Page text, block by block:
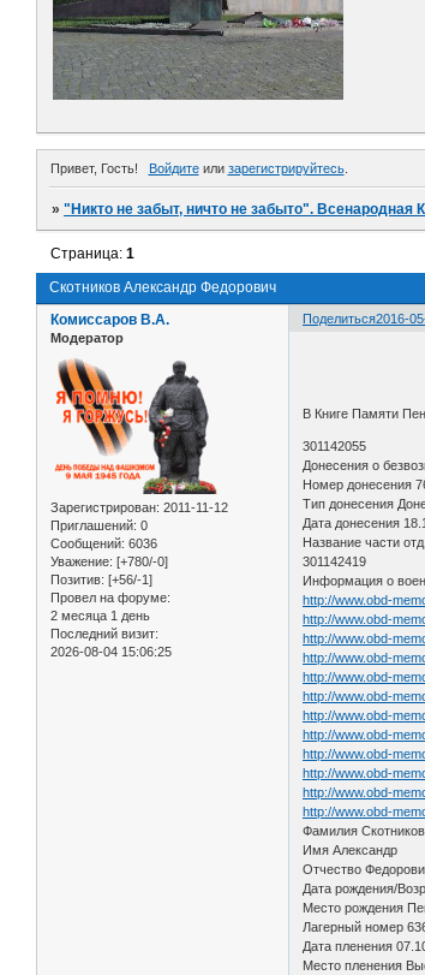
Привет, Гость! Войдитеили зарегистрируйтесь.
»"Никто не забыт, ничто не забыто". Всенародная
Скотников Александр Федорович
Страница:1
Поделиться2016-
Комиссаров В.А.
Модератор
Зарегистрирован: 2011-11-12
Приглашений: 0
Сообщений: 6036
Уважение: [+780/-0]
Позитив: [+56/-1]
Провел на форуме:
2 месяца 1 день
Последний визит:
2026-08-04 15:06:25
В Книге Памяти
301142055
Донесения о
Номер донесения
Тип донесения
Дата донесения
Название части
301142419
Информация о
http://www.obd-
http://www.obd-
http://www.obd-
http://www.obd-
http://www.obd-
http://www.obd-
http://www.obd-
http://www.obd-
http://www.obd-
http://www.obd-
http://www.obd-
http://www.obd-
Фамилия Скотников
Имя Александр
Отчество
Дата рождения/
Место рождения
Лагерный номер
Дата пленения
Место пленения